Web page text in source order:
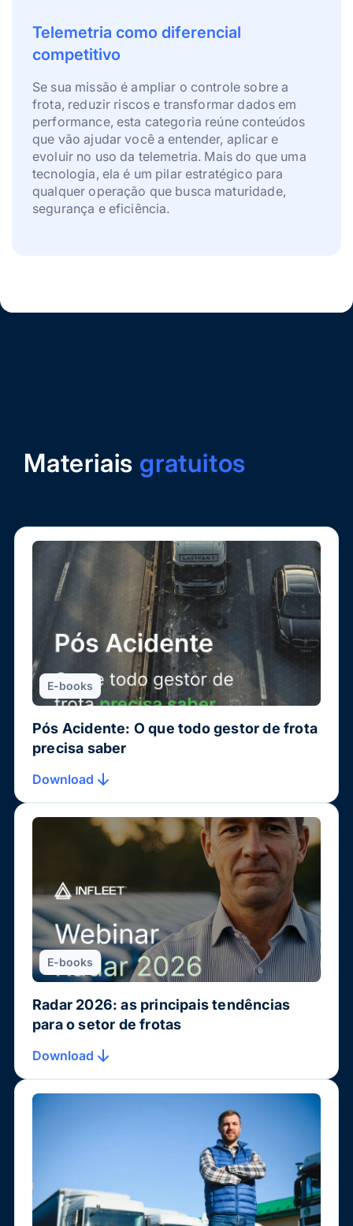
Telemetria como diferencial
competitivo
Se sua missão é ampliar o controle sobre a
frota, reduzir riscos e transformar dados em
performance, esta categoria reúne conteúdos
que vão ajudar você a entender, aplicar e
evoluir no uso da telemetria. Mais do que uma
tecnologia, ela é um pilar estratégico para
qualquer operação que busca maturidade,
segurança e eficiência.
Materiais gratuitos
E-books
Pós Acidente: O que todo gestor de frota
precisa saber
Download
E-books
Radar 2026: as principais tendências
para o setor de frotas
Download